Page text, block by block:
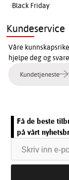
Black Friday
Kundeservice
Våre
hjelpe deg og
Kundetjeneste
Få de beste
på vårt